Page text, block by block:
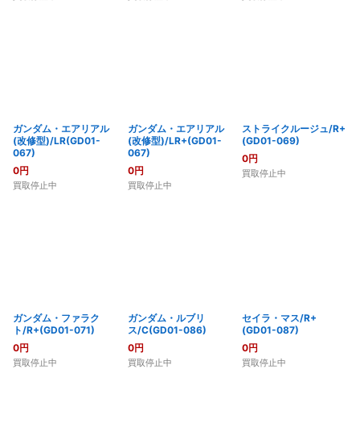
ガンダム・エアリアル
(改修型)/LR(GD01-
067)
0円
買取停止中
ガンダム・エアリアル
(改修型)/LR+(GD01-
067)
0円
買取停止中
ストライクルージュ/R+
(GD01-069)
0円
買取停止中
ガンダム・ファラク
ト/R+(GD01-071)
0円
買取停止中
ガンダム・ルブリ
ス/C(GD01-086)
0円
買取停止中
セイラ・マス/R+
(GD01-087)
0円
買取停止中